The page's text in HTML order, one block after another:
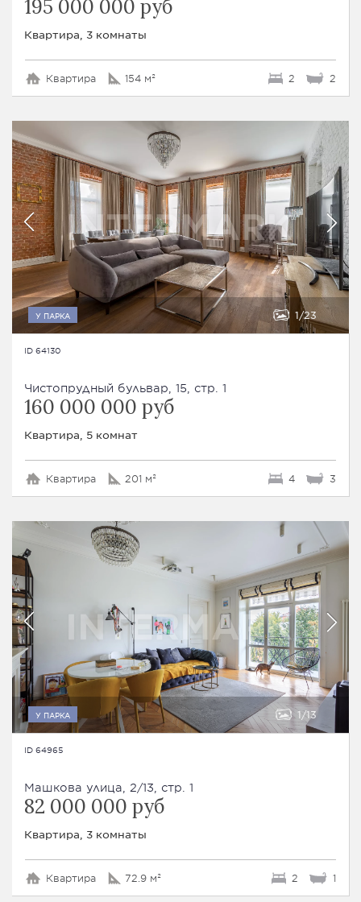
195 000 000 руб
Квартира, 3 комнаты
Квартира 154 м² 2 2
У ПАРКА 1 23
ID 64130
Чистопрудный бульвар, 15, стр. 1
160 000 000 руб
Квартира, 5 комнат
Квартира 201 м² 4 3
У ПАРКА 1 13
ID 64965
Машкова улица, 2/13, стр. 1
82 000 000 руб
Квартира, 3 комнаты
Квартира 72.9 м² 2 1